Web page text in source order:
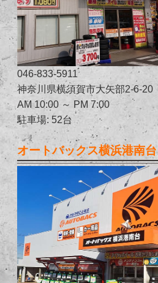
046-833-5911
神奈川県横須賀市大矢部2-6-20
AM 10:00 ～ PM 7:00
駐車場: 52台
オートバックス横浜港南台